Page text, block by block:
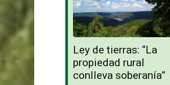
Ley de tierras: “La
propiedad rural
conlleva soberanía”